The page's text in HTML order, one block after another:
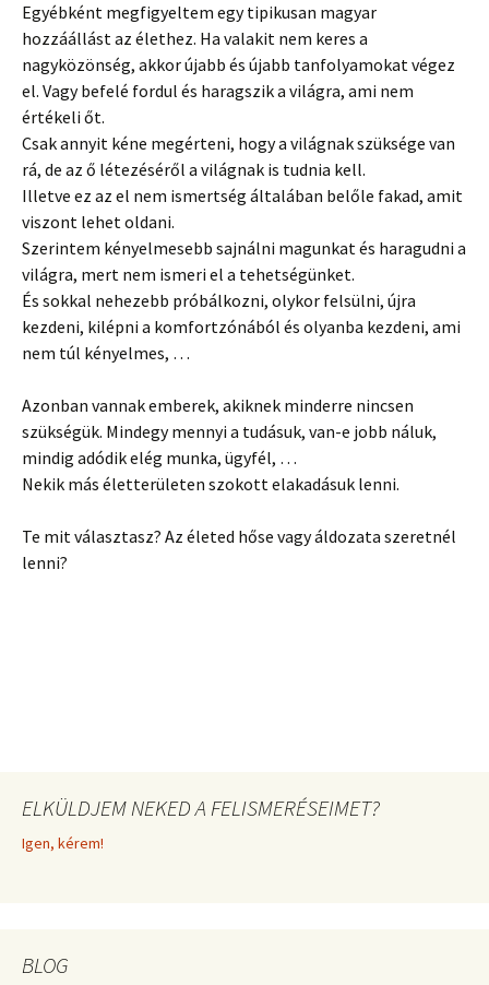
Egyébként megfigyeltem egy tipikusan magyar
hozzáállást az élethez. Ha valakit nem keres a
nagyközönség, akkor újabb és újabb tanfolyamokat végez
el. Vagy befelé fordul és haragszik a világra, ami nem
értékeli őt.
Csak annyit kéne megérteni, hogy a világnak szüksége van
rá, de az ő létezéséről a világnak is tudnia kell.
Illetve ez az el nem ismertség általában belőle fakad, amit
viszont lehet oldani.
Szerintem kényelmesebb sajnálni magunkat és haragudni a
világra, mert nem ismeri el a tehetségünket.
És sokkal nehezebb próbálkozni, olykor felsülni, újra
kezdeni, kilépni a komfortzónából és olyanba kezdeni, ami
nem túl kényelmes, …
Azonban vannak emberek, akiknek minderre nincsen
szükségük. Mindegy mennyi a tudásuk, van-e jobb náluk,
mindig adódik elég munka, ügyfél, …
Nekik más életterületen szokott elakadásuk lenni.
Te mit választasz? Az életed hőse vagy áldozata szeretnél
lenni?
ELKÜLDJEM NEKED A FELISMERÉSEIMET?
Igen, kérem!
BLOG